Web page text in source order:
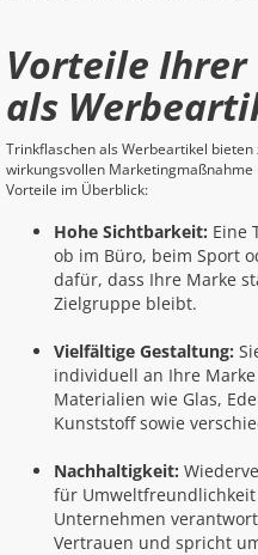
Vorteile Ihrer
als
Trinkflaschen als Werbeartikel
wirkungsvollen
Vorteile im Überblick:
Hohe Sichtbarkeit: Eine
ob im Büro, beim Sport
dafür, dass Ihre Marke
Zielgruppe bleibt.
Vielfältige Gestaltung:
individuell an Ihre
Materialien wie Glas,
Kunststoff sowie
Nachhaltigkeit:
für
Unternehmen
Vertrauen und spricht